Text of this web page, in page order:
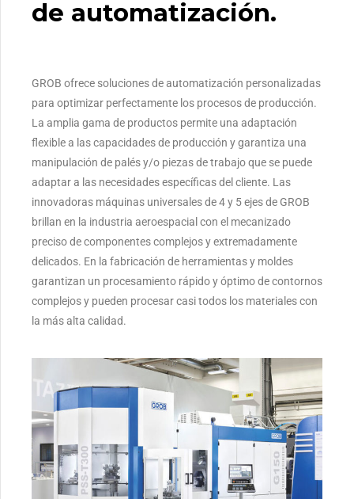
de automatización.
GROB ofrece soluciones de automatización personalizadas
para optimizar perfectamente los procesos de producción.
La amplia gama de productos permite una adaptación
flexible a las capacidades de producción y garantiza una
manipulación de palés y/o piezas de trabajo que se puede
adaptar a las necesidades específicas del cliente. Las
innovadoras máquinas universales de 4 y 5 ejes de GROB
brillan en la industria aeroespacial con el mecanizado
preciso de componentes complejos y extremadamente
delicados. En la fabricación de herramientas y moldes
garantizan un procesamiento rápido y óptimo de contornos
complejos y pueden procesar casi todos los materiales con
la más alta calidad.